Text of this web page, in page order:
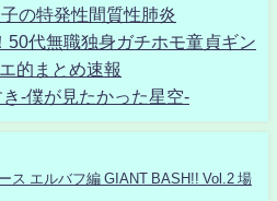
の特発性間質性肺炎
50代無職独身ガチホモ童貞ギン
的まとめ速報
-僕が見たかった星空-
ス エルバフ編 GIANT BASH!! Vol.2 場